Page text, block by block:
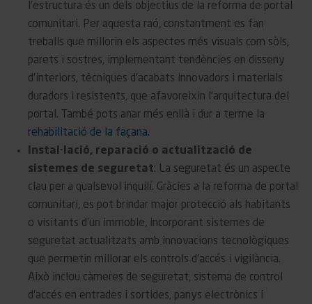
l’estructura és un dels objectius de la reforma de portal
comunitari. Per aquesta raó, constantment es fan
treballs que millorin els aspectes més visuals com sòls,
parets i sostres, implementant tendències en disseny
d’interiors, tècniques d’acabats innovadors i materials
duradors i resistents, que afavoreixin l’arquitectura del
portal. També pots anar més enllà i dur a terme la
rehabilitació de la façana.
Instal·lació, reparació o actualització de
sistemes de seguretat: La seguretat és un aspecte
clau per a qualsevol inquilí. Gràcies a la reforma de portal
comunitari, es pot brindar major protecció als habitants
o visitants d’un immoble, incorporant sistemes de
seguretat actualitzats amb innovacions tecnològiques
que permetin millorar els controls d’accés i vigilància.
Això inclou càmeres de seguretat, sistema de control
d’accés en entrades i sortides, panys electrònics i